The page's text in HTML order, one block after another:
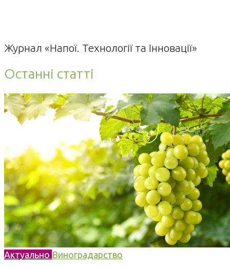
Журнал «Напої. Технології та Інновації»
Останні статті
Актуально Виноградарство